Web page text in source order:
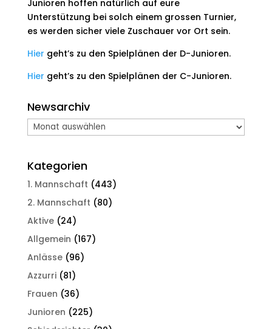
Junioren hoffen natürlich auf eure
Unterstützung bei solch einem grossen Turnier,
es werden sicher viele Zuschauer vor Ort sein.
Hier geht’s zu den Spielplänen der D-Junioren.
Hier geht’s zu den Spielplänen der C-Junioren.
Newsarchiv
Newsarchiv
Kategorien
1. Mannschaft (443)
2. Mannschaft (80)
Aktive(24)
Allgemein (167)
Anlässe(96)
Azzurri(81)
Frauen (36)
Junioren (225)